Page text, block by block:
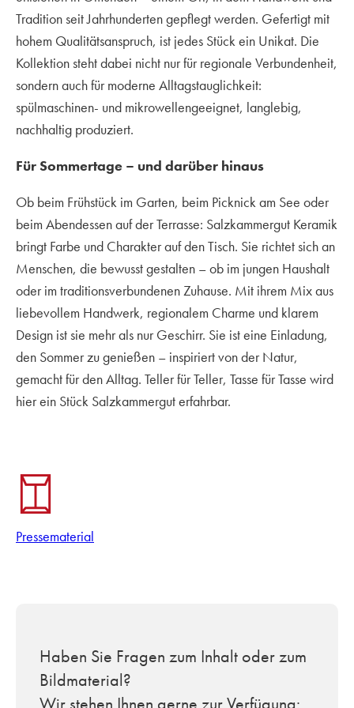
Tradition seit Jahrhunderten gepflegt werden. Gefertigt mit
hohem Qualitätsanspruch, ist jedes Stück ein Unikat. Die
Kollektion steht dabei nicht nur für regionale Verbundenheit,
sondern auch für moderne Alltagstauglichkeit:
spülmaschinen- und mikrowellengeeignet, langlebig,
nachhaltig produziert.
Für Sommertage – und darüber hinaus
Ob beim Frühstück im Garten, beim Picknick am See oder
beim Abendessen auf der Terrasse: Salzkammergut Keramik
bringt Farbe und Charakter auf den Tisch. Sie richtet sich an
Menschen, die bewusst gestalten – ob im jungen Haushalt
oder im traditionsverbundenen Zuhause. Mit ihrem Mix aus
liebevollem Handwerk, regionalem Charme und klarem
Design ist sie mehr als nur Geschirr. Sie ist eine Einladung,
den Sommer zu genießen – inspiriert von der Natur,
gemacht für den Alltag. Teller für Teller, Tasse für Tasse wird
hier ein Stück Salzkammergut erfahrbar.
Pressematerial
Haben Sie Fragen zum Inhalt oder zum
Bildmaterial?